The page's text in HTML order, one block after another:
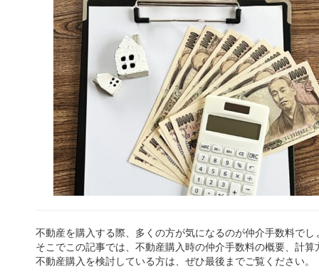
不動産を購入する際、多くの方が気になるのが仲介手数料でし
そこでこの記事では、不動産購入時の仲介手数料の概要、計
不動産購入を検討している方は、ぜひ最後までご覧ください。